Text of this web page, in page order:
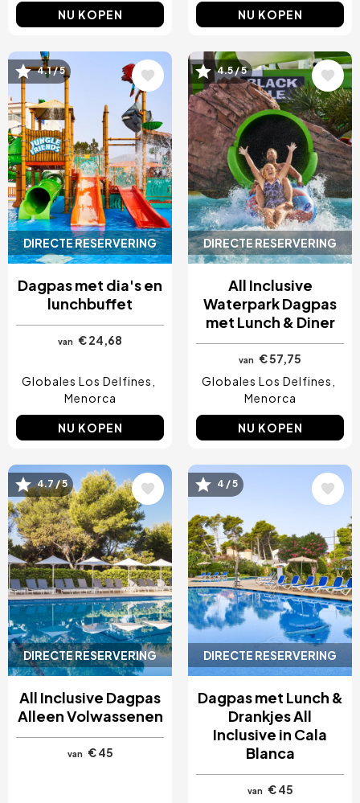
NU KOPEN NU KOPEN
DIRECTE RESERVERING
Afbeelding
4.1 / 5
Dagpas met dia's en
lunchbuffet
van € 24,68
Globales Los Delfines
Menorca
NU KOPEN
DIRECTE RESERVERING
Afbeelding
4.5 / 5
All Inclusive
Waterpark Dagpas
met Lunch & Diner
van
€ 57,75
Globales Los Delfines
Menorca
NU KOPEN
DIRECTE RESERVERING
Afbeelding
4.7 / 5
All Inclusive Dagpas
Alleen Volwassenen
van € 45
DIRECTE RESERVERING
Afbeelding
4 / 5
Dagpas met Lunch &
Drankjes All
Inclusive in Cala
Blanca
van € 45